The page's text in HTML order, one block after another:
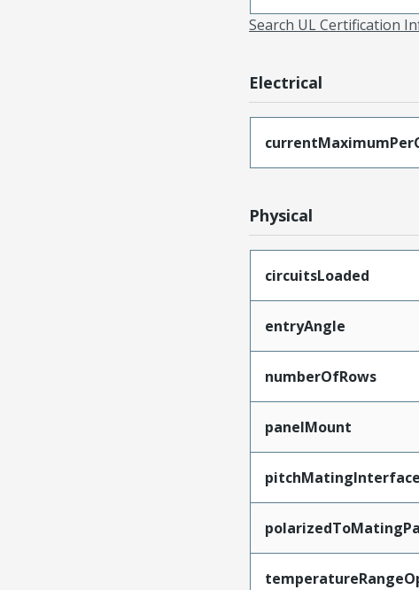
Search UL Certification
Electrical
Physical
circuitsLoaded
entryAngle
numberOfRows
panelMount
pitchMatingInterface